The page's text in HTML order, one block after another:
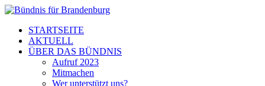
STARTSEITE
AKTUELL
ÜBER DAS BÜNDNIS
Aufruf 2023
Mitmachen
Wer unterstützt uns?